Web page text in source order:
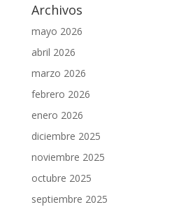
Archivos
mayo 2026
abril 2026
marzo 2026
febrero 2026
enero 2026
diciembre 2025
noviembre 2025
octubre 2025
septiembre 2025